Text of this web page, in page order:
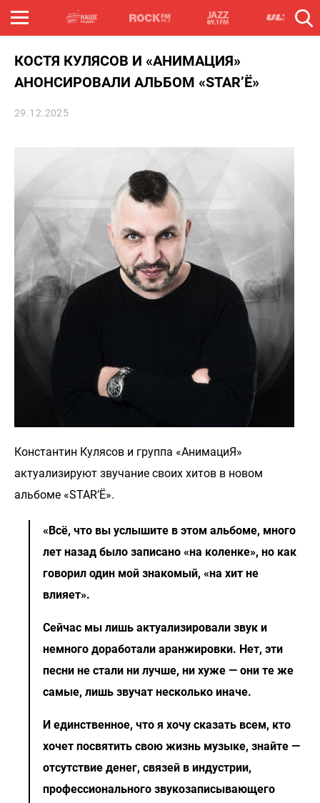
КОСТЯ КУЛЯСОВ И «АНИМАЦИЯ»
АНОНСИРОВАЛИ АЛЬБОМ «STAR’Ё»
29.12.2025
Константин Кулясов и группа «АнимациЯ»
актуализируют звучание своих хитов в новом
альбоме «STAR’Ё».
«Всё, что вы услышите в этом альбоме, много
лет назад было записано «на коленке», но как
говорил один мой знакомый, «на хит не
влияет».
Сейчас мы лишь актуализировали звук и
немного доработали аранжировки. Нет, эти
песни не стали ни лучше, ни хуже — они те же
самые, лишь звучат несколько иначе.
И единственное, что я хочу сказать всем, кто
хочет посвятить свою жизнь музыке, знайте —
отсутствие денег, связей в индустрии,
профессионального звукозаписывающего